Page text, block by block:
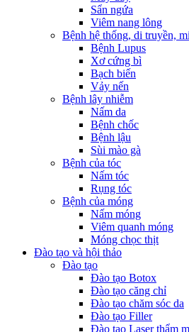
Sẩn ngứa
Viêm nang lông
Bệnh hệ thống, di truyền,
Bệnh Lupus
Xơ cứng bì
Bạch biến
Vảy nến
Bệnh lây nhiễm
Nấm da
Bệnh chốc
Bệnh lậu
Sùi mào gà
Bệnh của tóc
Nấm tóc
Rụng tóc
Bệnh của móng
Nấm móng
Viêm quanh móng
Móng chọc thịt
Đào tạo và hội thảo
Đào tạo
Đào tạo Botox
Đào tạo căng chỉ
Đào tạo chăm sóc da
Đào tạo Filler
Đào tạo Laser thẩm